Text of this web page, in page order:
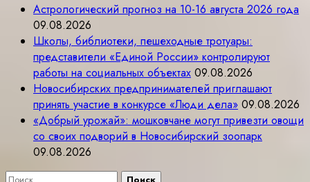
Астрологический прогноз на 10-16 августа 2026 года
09.08.2026
Школы, библиотеки, пешеходные тротуары:
представители «Единой России» контролируют
работы на социальных объектах 09.08.2026
Новосибирских предпринимателей приглашают
принять участие в конкурсе «Люди дела» 09.08.2026
«Добрый урожай»: мошковчане могут привезти овощи
со своих подворий в Новосибирский зоопарк
09.08.2026
Найти: